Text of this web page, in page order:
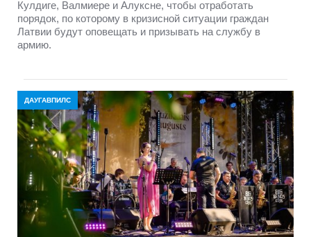
Кулдиге, Валмиере и Алуксне, чтобы отработать
порядок, по которому в кризисной ситуации граждан
Латвии будут оповещать и призывать на службу в
армию.
ДАУГАВПИЛС